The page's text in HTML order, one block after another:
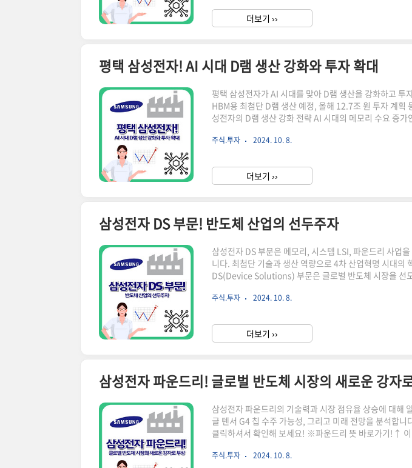
위한 전략의 일환입니다.삼성전자의 투자 규모삼성전자는
억 달러(약 55조 원) 이상을 투자할 계획입니다. 이는 2021
더보기 ››
평택 삼성전자! AI 시대 D램 생산 강화와 투자 확대
평택 삼성전자가 AI 시대를 맞아 D램 생산을 강화하고 투
HBM용 최첨단 D램 생산 예정, 올해 12.7조 원 투자 계획
성전자의 D램 생산 강화 전략 AI 시대의 메모리 수요 증
을 강화하는 전략을 펼치고 있습니다. AI 학습과 추론에 필
할평택4공장(P4)은 삼성전자의 D램 생산 강화 전략에서
운드리 전용 클린룸으로 계획되었던 P4는 최근 D램 수요
주식.투자 2024. 10. 8.
더보기 ››
삼성전자 DS 부문! 반도체 산업의 선두주자
삼성전자 DS 부문은 메모리, 시스템 LSI, 파운드리 사업
니다. 최첨단 기술과 생산 역량으로 4차 산업혁명 시대의
DS(Device Solutions) 부문은 글로벌 반도체 시장을 선
끌어가고 있는 삼성전자 DS 부문의 현황과 전망을 살펴봅
습니다. 이 부문은 크게 세 가지 주요 사업으로 구성되어
DS 부문의 대표적인 분야로, DRAM과 NAND..
주식.투자 2024. 10. 8.
더보기 ››
삼성전자 파운드리! 글로벌 반도체 시장의 새로운 강자
삼성전자 파운드리의 기술력과 시장 점유율 상승에 대해
글 텐서 G4 칩 수주 가능성, 그리고 미래 전망을 분석합
클릭하셔서 확인해 보세요! ※파운드리 뜻 바로가기!↑
년간 눈에 띄는 성장을 보여주고 있습니다. 파운드리란 반
주식.투자 2024. 10. 8.